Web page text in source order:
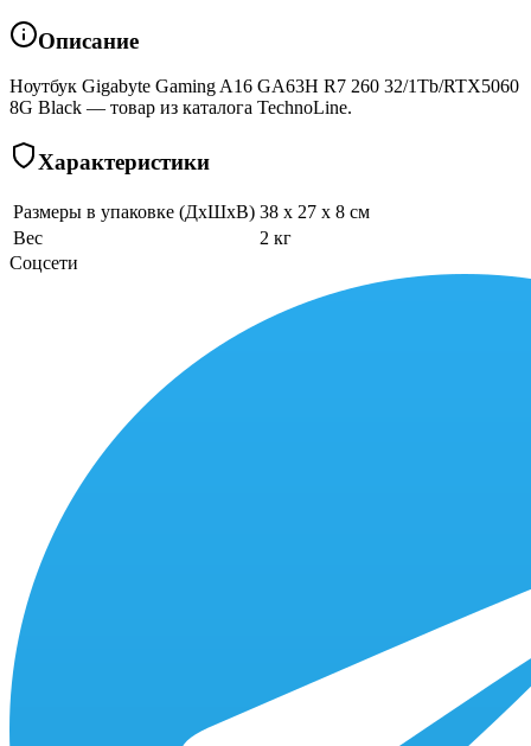
Описание
Ноутбук Gigabyte Gaming A16 GA63H R7 260 32/1Tb/RTX5060
8G Black — товар из каталога TechnoLine.
Характеристики
Размеры в упаковке (ДхШхВ) 38 x 27 x 8 см
Вес
2 кг
Соцсети